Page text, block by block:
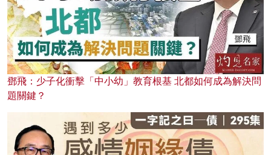
鄧飛：少子化衝擊「中小幼」教育根基 北都如何成為解決問
題關鍵？